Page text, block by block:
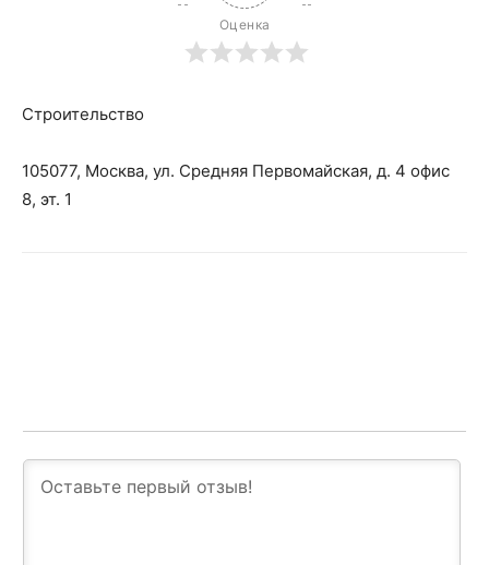
Оценка
Строительство
105077, Москва, ул. Средняя Первомайская, д. 4 офис
8, эт. 1